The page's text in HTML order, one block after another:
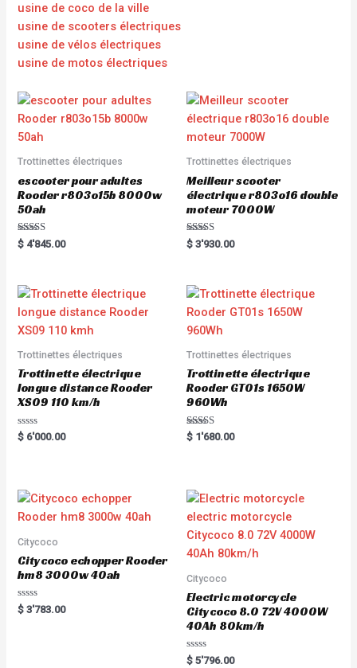
usine de coco de la ville
usine de scooters électriques
usine de vélos électriques
usine de motos électriques
Trottinettes électriques
escooter pour adultes
Rooder r803o15b 8000w
50ah
Rated
5.00
$ 4'845.00
Trottinettes électriques
Meilleur scooter
électrique r803o16 double
moteur 7000W
Rated
5.00
$ 3'930.00
Trottinettes électriques
Trottinette électrique
longue distance Rooder
XS09 110 km/h
R
a
o
u
t
o
5
$ 6'000.00
Trottinettes électriques
Trottinette électrique
Rooder GT01s 1650W
960Wh
Rated
5.00
$ 1'680.00
Citycoco
Citycoco echopper Rooder
hm8 3000w 40ah
R
a
$ 3'783.00
Citycoco
Electric motorcycle
Citycoco 8.0 72V 4000W
40Ah 80km/h
R
$ 5'796.00